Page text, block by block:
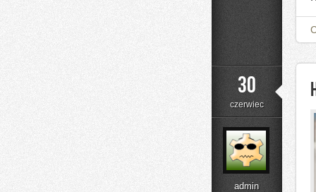
30
czerwiec
admin